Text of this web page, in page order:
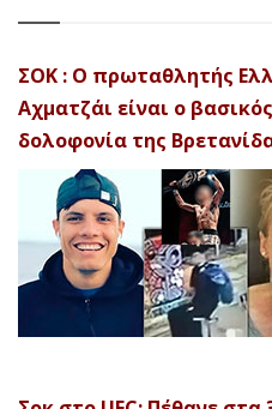
ΣΟΚ : Ο πρωταθλητής
Αχματζάι είναι ο
δολοφονία της